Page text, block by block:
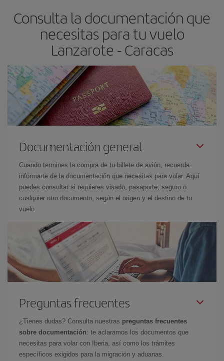
Consulta la documentación que
necesitas para tu vuelo
Lanzarote - Caracas
Documentación general
Cuando termines la compra de tu billete de avión, recuerda
informarte de la documentación que necesitas para volar. Aquí
puedes consultar si requieres visado, pasaporte, seguro o
cualquier otro documento, según el origen y el destino de tu
vuelo.
Preguntas frecuentes
¿Tienes dudas? Consulta nuestras preguntas frecuentes
sobre documentación: te aclaramos los documentos que
necesitas para volar con Iberia, así como los trámites
específicos exigidos para la migración y aduanas.